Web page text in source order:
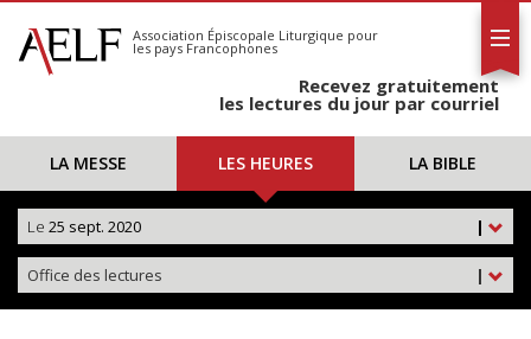
S'abonner
Calendrier
Association Épiscopale Liturgique pour
les pays Francophones
Recevez gratuitement
les lectures du jour par courriel
LA MESSE LES HEURES LA BIBLE
|
Le 25 sept. 2020
|
Office des lectures